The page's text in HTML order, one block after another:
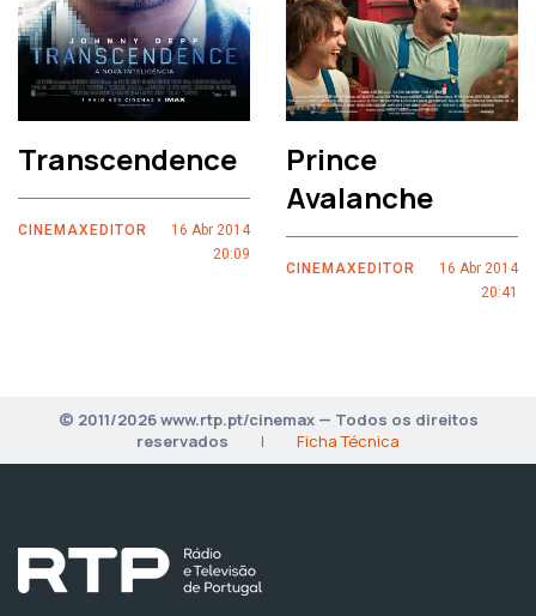
Transcendence
CINEMAXEDITOR
16 Abr 2014
20:09
Prince
Avalanche
CINEMAXEDITOR
16 Abr 2014
20:41
© 2011/2026 www.rtp.pt/cinemax — Todos os direitos
reservados
| Ficha Técnica